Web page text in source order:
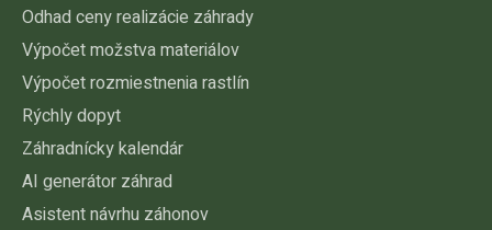
Odhad ceny realizácie záhrady
Výpočet možstva materiálov
Výpočet rozmiestnenia rastlín
Rýchly dopyt
Záhradnícky kalendár
AI generátor záhrad
Asistent návrhu záhonov